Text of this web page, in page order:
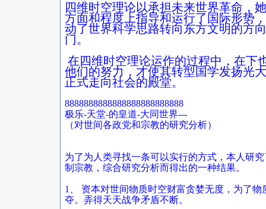
四维时空理论以承担未来世界革命，
方面和程度上指导和运行了国际形势
动了世界科学思路转向东方文明的方
门。
在四维时空理论运作的过程中，在下
他们的努力，才使其转型国学发扬光
正式走向社会的殿堂。
8888888888888888888888888
极乐-天堂-的皇道-大同世界---
（对世间各政党和宗教的研究分析）
为了为人类寻找一条可以实行的方式，本人研
制宗教，综合研究分析而得出的一种结果。
1、 资本对世间物质时空财富贪婪无度，为了
夺。弄得天天战争矛盾不断。